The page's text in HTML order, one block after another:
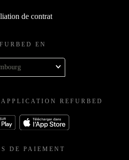
de contrat
EN
REFURBED
DE PAIEMENT